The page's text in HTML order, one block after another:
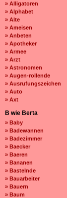
» Alligatoren
» Alphabet
» Alte
» Ameisen
» Anbeten
» Apotheker
» Armee
» Arzt
» Astronomen
» Augen-rollende
» Ausrufungszeichen
» Auto
» Axt
B wie Berta
» Baby
» Badewannen
» Badezimmer
» Baecker
» Baeren
» Bananen
» Bastelnde
» Bauarbeiter
» Bauern
» Baum